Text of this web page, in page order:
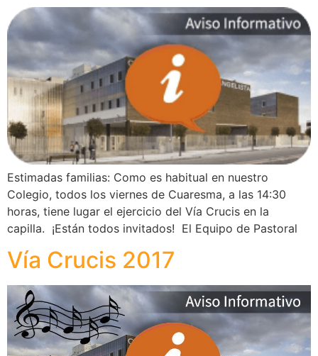
Estimadas familias: Como es habitual en nuestro
Colegio, todos los viernes de Cuaresma, a las 14:30
horas, tiene lugar el ejercicio del Vía Crucis en la
capilla. ¡Están todos invitados! El Equipo de Pastoral
Vía Crucis 2017